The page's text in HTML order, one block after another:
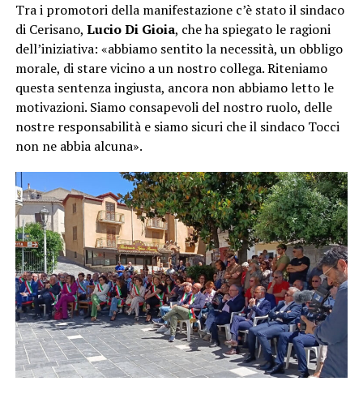
Tra i promotori della manifestazione c’è stato il sindaco
di Cerisano, Lucio Di Gioia, che ha spiegato le ragioni
dell’iniziativa: «abbiamo sentito la necessità, un obbligo
morale, di stare vicino a un nostro collega. Riteniamo
questa sentenza ingiusta, ancora non abbiamo letto le
motivazioni. Siamo consapevoli del nostro ruolo, delle
nostre responsabilità e siamo sicuri che il sindaco Tocci
non ne abbia alcuna».